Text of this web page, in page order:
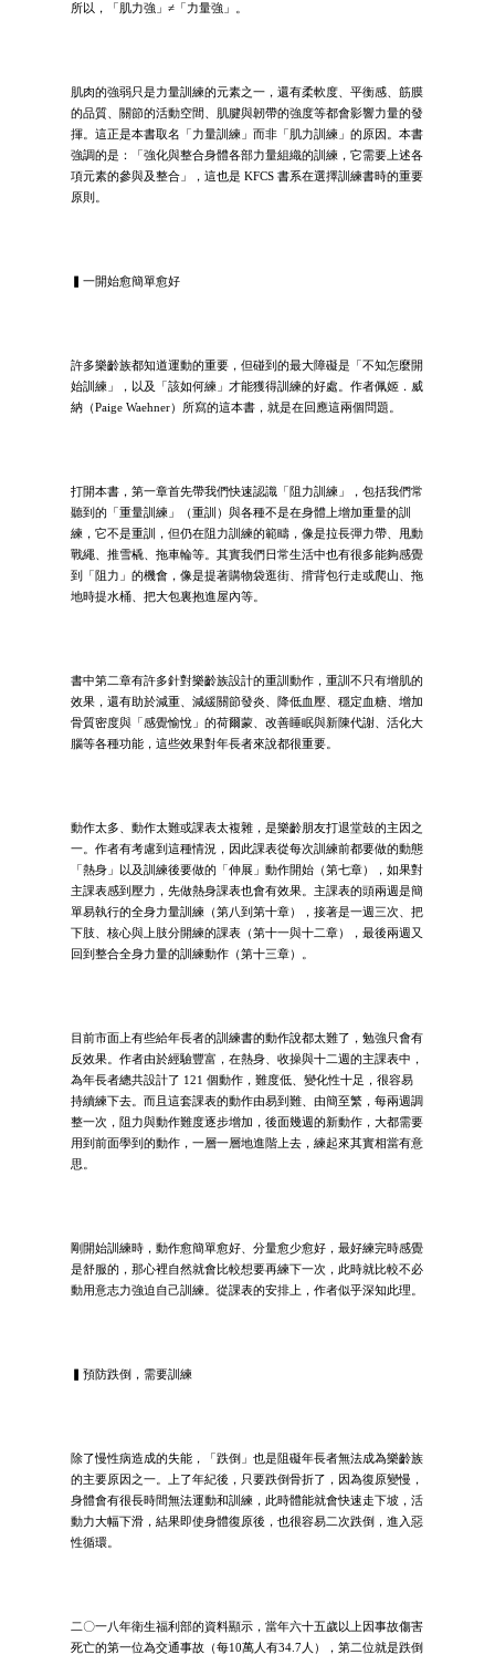
所以，「肌力強」≠「力量強」。
肌肉的強弱只是力量訓練的元素之一，還有柔軟度、平衡感、筋膜
的品質、關節的活動空間、肌腱與韌帶的強度等都會影響力量的發
揮。這正是本書取名「力量訓練」而非「肌力訓練」的原因。本書
強調的是：「強化與整合身體各部力量組織的訓練，它需要上述各
項元素的參與及整合」，這也是 KFCS 書系在選擇訓練書時的重要
原則。
▍一開始愈簡單愈好
許多樂齡族都知道運動的重要，但碰到的最大障礙是「不知怎麼開
始訓練」，以及「該如何練」才能獲得訓練的好處。作者佩姬．威
納（Paige Waehner）所寫的這本書，就是在回應這兩個問題。
打開本書，第一章首先帶我們快速認識「阻力訓練」，包括我們常
聽到的「重量訓練」（重訓）與各種不是在身體上增加重量的訓
練，它不是重訓，但仍在阻力訓練的範疇，像是拉長彈力帶、甩動
戰繩、推雪橇、拖車輪等。其實我們日常生活中也有很多能夠感覺
到「阻力」的機會，像是提著購物袋逛街、揹背包行走或爬山、拖
地時提水桶、把大包裏抱進屋內等。
書中第二章有許多針對樂齡族設計的重訓動作，重訓不只有增肌的
效果，還有助於減重、減緩關節發炎、降低血壓、穩定血糖、增加
骨質密度與「感覺愉悅」的荷爾蒙、改善睡眠與新陳代謝、活化大
腦等各種功能，這些效果對年長者來說都很重要。
動作太多、動作太難或課表太複雜，是樂齡朋友打退堂鼓的主因之
一。作者有考慮到這種情況，因此課表從每次訓練前都要做的動態
「熱身」以及訓練後要做的「伸展」動作開始（第七章），如果對
主課表感到壓力，先做熱身課表也會有效果。主課表的頭兩週是簡
單易執行的全身力量訓練（第八到第十章），接著是一週三次、把
下肢、核心與上肢分開練的課表（第十一與十二章），最後兩週又
回到整合全身力量的訓練動作（第十三章）。
目前市面上有些給年長者的訓練書的動作說都太難了，勉強只會有
反效果。作者由於經驗豐富，在熱身、收操與十二週的主課表中，
為年長者總共設計了 121 個動作，難度低、變化性十足，很容易
持續練下去。而且這套課表的動作由易到難、由簡至繁，每兩週調
整一次，阻力與動作難度逐步增加，後面幾週的新動作，大都需要
用到前面學到的動作，一層一層地進階上去，練起來其實相當有意
思。
剛開始訓練時，動作愈簡單愈好、分量愈少愈好，最好練完時感覺
是舒服的，那心裡自然就會比較想要再練下一次，此時就比較不必
動用意志力強迫自己訓練。從課表的安排上，作者似乎深知此理。
▍預防跌倒，需要訓練
除了慢性病造成的失能，「跌倒」也是阻礙年長者無法成為樂齡族
的主要原因之一。上了年紀後，只要跌倒骨折了，因為復原變慢，
身體會有很長時間無法運動和訓練，此時體能就會快速走下坡，活
動力大幅下滑，結果即使身體復原後，也很容易二次跌倒，進入惡
性循環。
二〇一八年衛生福利部的資料顯示，當年六十五歲以上因事故傷害
死亡的第一位為交通事故（每10萬人有34.7人），第二位就是跌倒